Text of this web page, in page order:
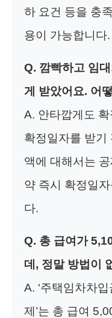
하 요건 등을 충
용이 가능합니다.
Q. 깜빡하고 임
게 받았어요. 어
A. 안타깝게도
확정일자를 받기
액에 대해서는
약 즉시 확정일
다.
Q. 총 급여가
데, 정말 방법이
A. ‘주택임차차
제’는 총 급여